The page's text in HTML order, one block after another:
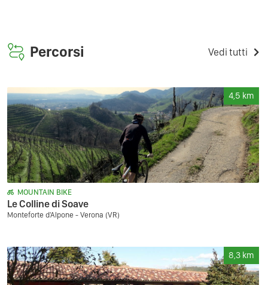
Percorsi Vedi tutti
4,5 km
MOUNTAIN BIKE
Le Colline di Soave
Monteforte d'Alpone - Verona (VR)
8,3 km